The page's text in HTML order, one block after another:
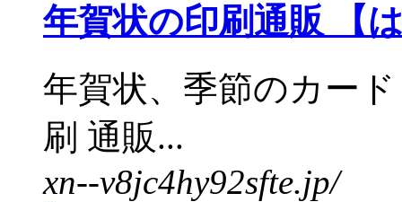
年賀状の印刷通販 【
年賀状、季節のカー
刷 通販...
xn--v8jc4hy92sfte.jp/